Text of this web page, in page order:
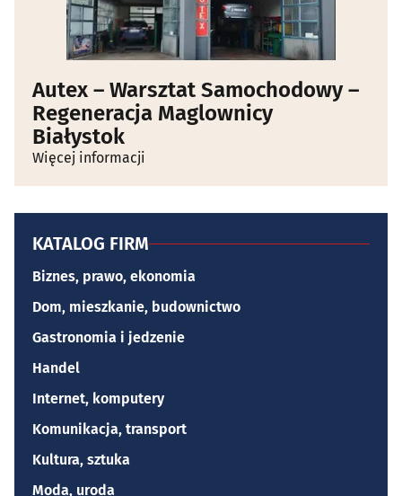
Autex – Warsztat Samochodowy –
Regeneracja Maglownicy
Białystok
Więcej informacji
KATALOG FIRM
Biznes, prawo, ekonomia
Dom, mieszkanie, budownictwo
Gastronomia i jedzenie
Handel
Internet, komputery
Komunikacja, transport
Kultura, sztuka
Moda, uroda